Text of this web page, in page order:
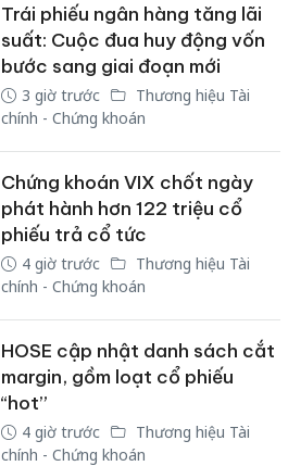
Trái phiếu ngân hàng tăng lãi
suất: Cuộc đua huy động vốn
bước sang giai đoạn mới
3 giờ trước
Thương hiệu Tài
chính - Chứng khoán
Chứng khoán VIX chốt ngày
phát hành hơn 122 triệu cổ
phiếu trả cổ tức
4 giờ trước
Thương hiệu Tài
chính - Chứng khoán
HOSE cập nhật danh sách cắt
margin, gồm loạt cổ phiếu
“hot”
4 giờ trước
Thương hiệu Tài
chính - Chứng khoán